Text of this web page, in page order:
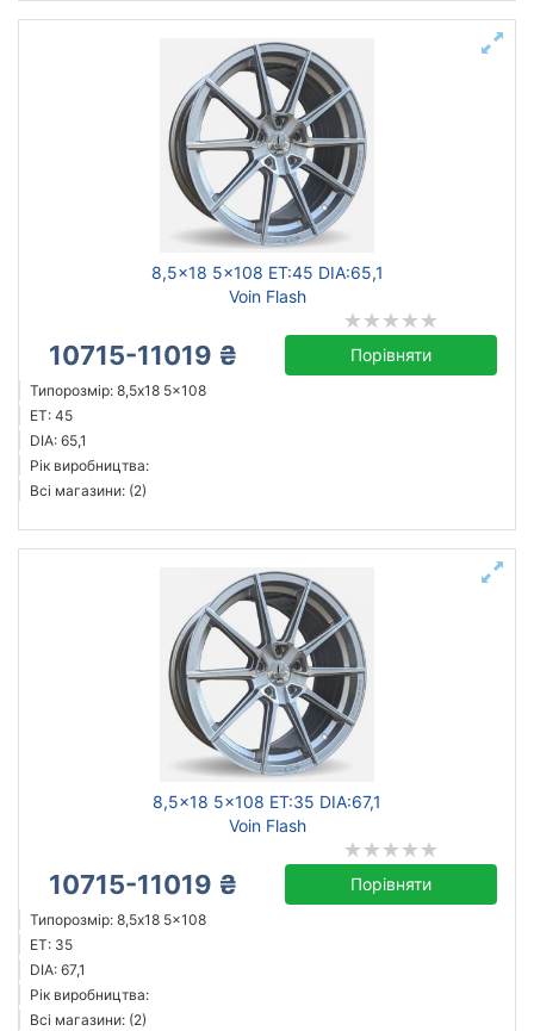
8,5x18 5x108 ET:45 DIA:65,1
Voin Flash
10715-11019 ₴ Порівняти
Типорозмір: 8,5x18 5x108
ET: 45
DIA: 65,1
Рік виробництва:
Всі магазини: (2)
8,5x18 5x108 ET:35 DIA:67,1
Voin Flash
10715-11019 ₴ Порівняти
Типорозмір: 8,5x18 5x108
ET: 35
DIA: 67,1
Рік виробництва:
Всі магазини: (2)